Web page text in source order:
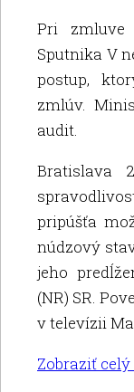
Pri
Sputnika V
postup,
zmlúv.
audit.
Bratislava
pripúšťa
núdzový
jeho
(NR) SR.
v televízii
Zobraziť